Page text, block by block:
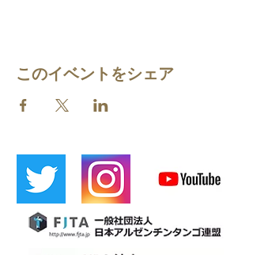
このイベントをシェア